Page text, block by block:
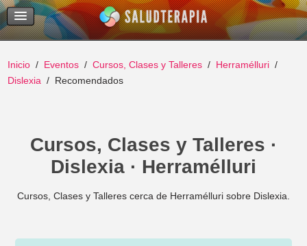
Temas Recientes
Buscar
Inicio Eventos Cursos, Clases y Talleres
Herramélluri
Dislexia
Recomendados
Cursos, Clases y Talleres ·
Dislexia · Herramélluri
Cursos, Clases y Talleres cerca de Herramélluri sobre Dislexia.